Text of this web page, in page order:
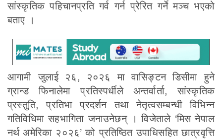
सांस्कृतिक पहिचानप्रति गर्व गर्न प्रेरित गर्ने मञ्च भएको
बताए ।
आगामी जुलाई २६, २०२६ मा वासिङ्टन डिसीमा हुने
ग्रान्ड फिनालेमा प्रतिस्पर्धीले अन्तर्वार्ता, सांस्कृतिक
प्रस्तुति, प्रतिभा प्रदर्शन तथा नेतृत्वसम्बन्धी विभिन्न
गतिविधिमा सहभागिता जनाउनेछन् । विजेताले ‘मिस नेपाल
नर्थ अमेरिका २०२६’ को प्रतिष्ठित उपाधिसहित छात्रवृत्ति